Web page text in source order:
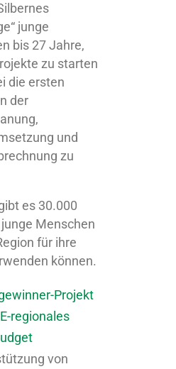
junge
bis 27 Jahre,
zu starten
die ersten
der
und
zu
es 30.000
junge Menschen
für ihre
können.
Projekt
regionales
von